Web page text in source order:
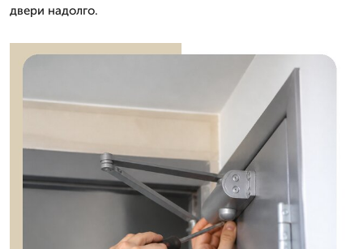
двери надолго.